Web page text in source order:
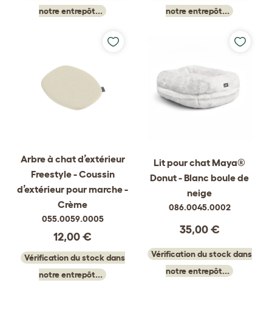
notre entrepôt...
notre entrepôt...
Arbre à chat d’extérieur
Freestyle - Coussin
d’extérieur pour marche -
Crème
055.0059.0005
12,00 €
Vérification du stock dans
notre entrepôt...
Lit pour chat Maya®
Donut - Blanc boule de
neige
086.0045.0002
35,00 €
Vérification du stock dans
notre entrepôt...